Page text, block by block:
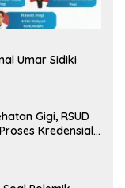
Umar Sidiki
Gigi, RSUD
Kredensial